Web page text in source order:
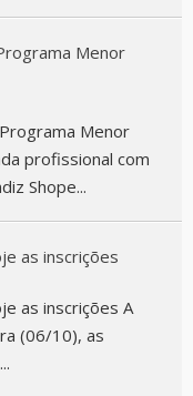
Menor
Menor
profissional com
Shope...
as inscrições
as inscrições A
(06/10), as